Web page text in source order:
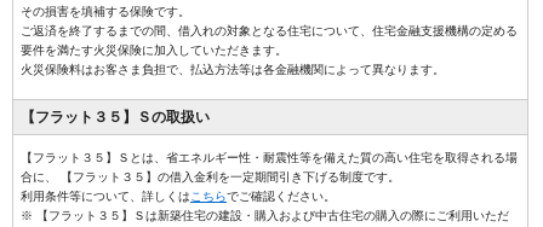
その損害を填補する保険です。
ご返済を終了するまでの間、借入れの対象となる住宅について、住宅金融支援機構の定める
要件を満たす火災保険に加入していただきます。
火災保険料はお客さま負担で、払込方法等は各金融機関によって異なります。
【フラット３５】Ｓの取扱い
【フラット３５】Ｓとは、省エネルギー性・耐震性等を備えた質の高い住宅を取得される場
合に、 【フラット３５】の借入金利を一定期間引き下げる制度です。
利用条件等について、詳しくは こちらでご確認ください。
※ 【フラット３５】Ｓは新築住宅の建設・購入および中古住宅の購入の際にご利用いただ